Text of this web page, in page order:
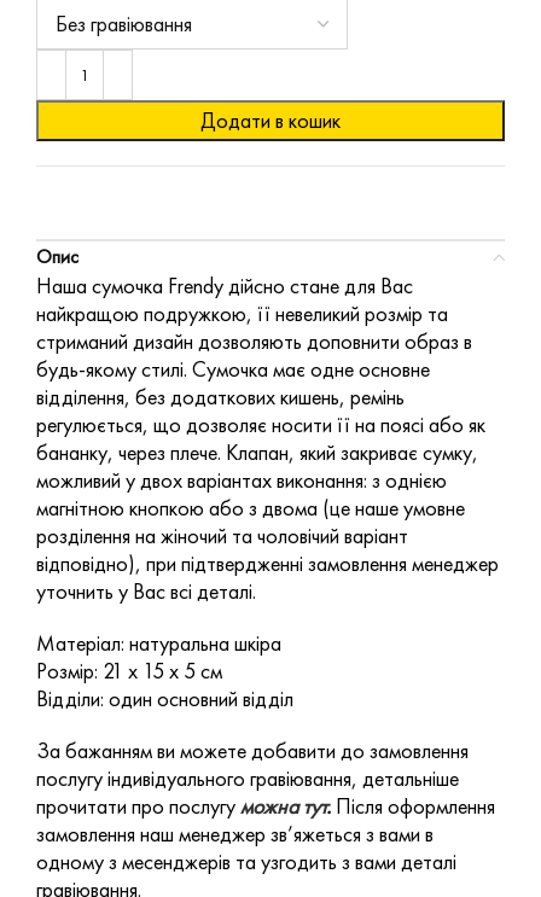
Додати в кошик
Опис
Наша сумочка Frendy дійсно стане для Вас
найкращою подружкою, її невеликий розмір та
стриманий дизайн дозволяють доповнити образ в
будь-якому стилі. Сумочка має одне основне
відділення, без додаткових кишень, ремінь
регулюється, що дозволяє носити її на поясі або як
бананку, через плече. Клапан, який закриває сумку,
можливий у двох варіантах виконання: з однією
магнітною кнопкою або з двома (це наше умовне
розділення на жіночий та чоловічий варіант
відповідно), при підтвердженні замовлення менеджер
уточнить у Вас всі деталі.
Матеріал: натуральна шкіра
Розмір: 21 х 15 х 5 см
Відділи: один основний відділ
За бажанням ви можете добавити до замовлення
послугу індивідуального гравіювання, детальніше
прочитати про послугуможна тут. Після оформлення
замовлення наш менеджер зв’яжеться з вами в
одному з месенджерів та узгодить з вами деталі
гравіювання.